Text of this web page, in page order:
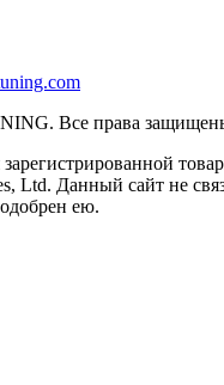
Все права
Ltd. Данный сайт не
ею.